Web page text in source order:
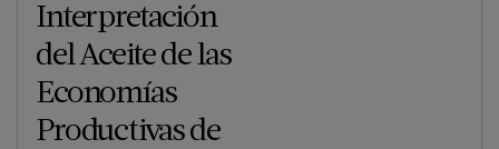
Interpretación
del Aceite de las
Economías
Productivas de